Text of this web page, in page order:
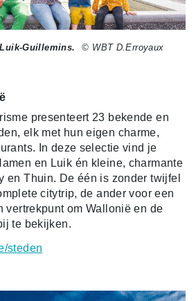
Guillemins. © WBT D.Erroyaux
presenteert 23 bekende en
elk met hun eigen charme,
In deze selectie vind je
en Luik én kleine, charmante
en Thuin. De één is zonder twijfel
citytrip, de ander voor een
vertrekpunt om Wallonië en de
te bekijken.
steden